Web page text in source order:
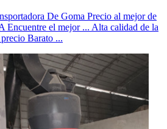
De Goma Precio al mejor de
Encuentre el mejor ... Alta calidad de la
Barato ...